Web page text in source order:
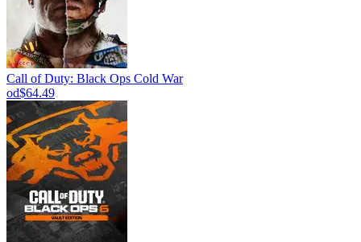
Call of Duty: Black Ops Cold War
od$64.49